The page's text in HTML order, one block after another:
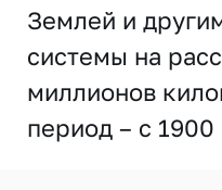
Землей и
системы на
миллионов
период – с 1900